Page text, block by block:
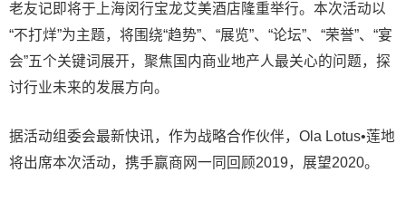
老友记即将于上海闵行宝龙艾美酒店隆重举行。本次活动以
“不打烊”为主题，将围绕“趋势”、“展览”、“论坛”、“荣誉”、“宴
会”五个关键词展开，聚焦国内商业地产人最关心的问题，探
讨行业未来的发展方向。
据活动组委会最新快讯，作为战略合作伙伴，Ola Lotus•莲地
将出席本次活动，携手赢商网一同回顾2019，展望2020。